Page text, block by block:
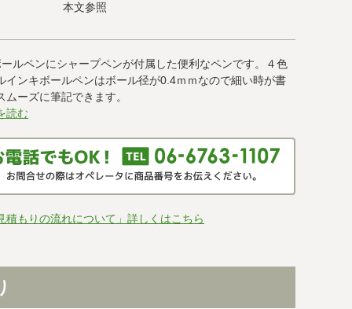
本文参照
ルペンにシャープペンが付属した便利なペンです。４色
インキボールペンはボール径が0.4ｍｍなので細い時が書
ムーズに筆記できます。
読む
積もりの流れについて」詳しくはこちら